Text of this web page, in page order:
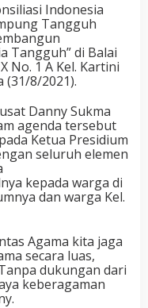
Indonesia
Tangguh
Tangguh” di Balai
No. 1 A Kel. Kartini
(31/8/2021).
Danny Sukma
agenda tersebut
Ketua Presidium
seluruh elemen
kepada warga di
dan warga Kel.
Agama kita jaga
secara luas,
dukungan dari
keberagaman